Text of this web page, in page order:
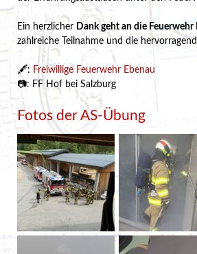
Ein herzlicher Dank geht an die Feuerwehr
zahlreiche Teilnahme und die
🖋️: Freiwillige Feuerwehr Ebenau
📷: FF Hof bei Salzburg
Fotos der AS-Übung